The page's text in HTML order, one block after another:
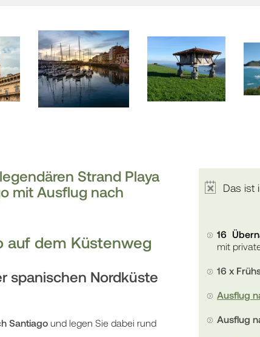
Strand Playa
mit Ausflug nach
auf dem Küstenweg
spanischen Nordküste
Santiago und legen Sie dabei rund
Das ist
16
mit
16 x
Ausflug
Ausflug